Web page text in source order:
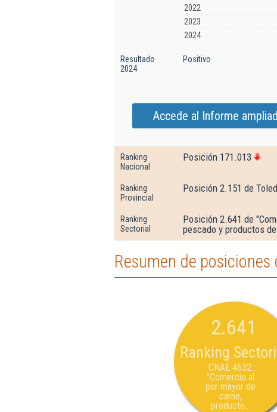
2022
2023
2024
Resultado
2024
Positivo
Accede al Informe
Ranking
Nacional
Posición 171.013
Ranking
Provincial
Posición 2.151 de
Ranking
Sectorial
Posición 2.641 de
pescado y productos
Resumen de posiciones
2.641
Ranking
CNAE 4632:
"Comercio al
por mayor de
carne,
producto...